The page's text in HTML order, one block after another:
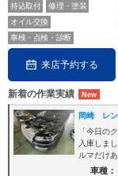
持込取付
修理・塗装
オイル交換
車検・点検・診断
来店予約する
新着の作業実績
岡崎 レ
「今日の
入庫しま
ルマだけ
車種：